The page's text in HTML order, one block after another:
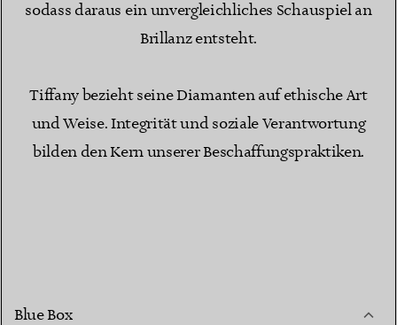
sodass daraus ein unvergleichliches Schauspiel an
Brillanz entsteht.
Tiffany bezieht seine Diamanten auf ethische Art
und Weise. Integrität und soziale Verantwortung
bilden den Kern unserer Beschaffungspraktiken.
Blue Box